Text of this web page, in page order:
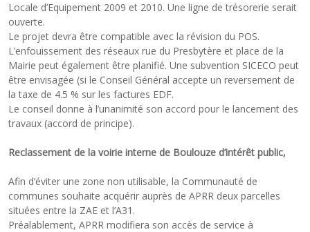
Locale d’Equipement 2009 et 2010. Une ligne de trésorerie serait
ouverte.
Le projet devra être compatible avec la révision du POS.
L’enfouissement des réseaux rue du Presbytère et place de la
Mairie peut également être planifié. Une subvention SICECO peut
être envisagée (si le Conseil Général accepte un reversement de
la taxe de 4.5 % sur les factures EDF.
Le conseil donne à l’unanimité son accord pour le lancement des
travaux (accord de principe).
Reclassement de la voirie interne de Boulouze d’intérêt public,
Afin d’éviter une zone non utilisable, la Communauté de
communes souhaite acquérir auprès de APRR deux parcelles
situées entre la ZAE et l’A31.
Préalablement, APRR modifiera son accès de service à